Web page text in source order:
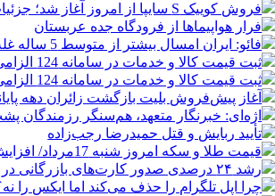
فروش کوییک S سایپا از امروز آغاز شد؛ جزئیات ثبت‌نام و شرایط
فرار هواپیماها از فرودگاه جده عربستان
فائو: ایران امسال بیشتر از متوسط 5 ساله غله تولید می‌کند
ثبت قیمت کالا و خدمات در سامانه 124 الزامی شد
ثبت قیمت کالا و خدمات در سامانه 124 الزامی شد
آغاز پیش‌فروش بلیت بازگشت زائران دهه
اژه‌ای: خبرنگار متعهد، هم‌سنگر رزمندگان
تأیید ربایش و قتل حمیدرضا رجب‌زاده
قیمت طلا و سکه امروز شنبه 17مرداد/ افزایش همه قیمت ها + جدول و جزئیات
رشد ۲۴ درصدی صدور کارت‌های بازرگانی در گرگان
چرا اپل تلگرام را حذف می‌کند اما ایکس را